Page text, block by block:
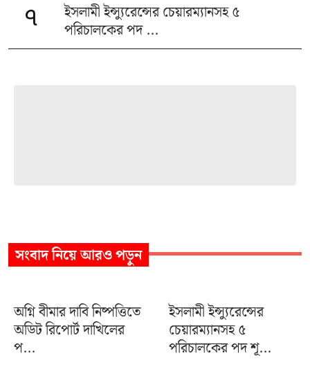
৭
ইসলামী ইন্স্যুরেন্সের চেয়ারম্যানসহ ৫
পরিচালকের পদ ...
সংবাদনিয়ে আরও পড়ুন
অগ্নি বীমার দাবি নিষ্পত্তিতে
অডিট রিপোর্ট দাখিলের
প...
ইসলামী ইন্স্যুরেন্সের
চেয়ারম্যানসহ ৫
পরিচালকের পদ শূ...